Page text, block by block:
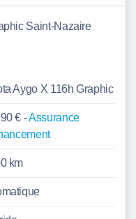
Saint-Nazaire
Aygo X 116h Graphic
€ -Assurance
km